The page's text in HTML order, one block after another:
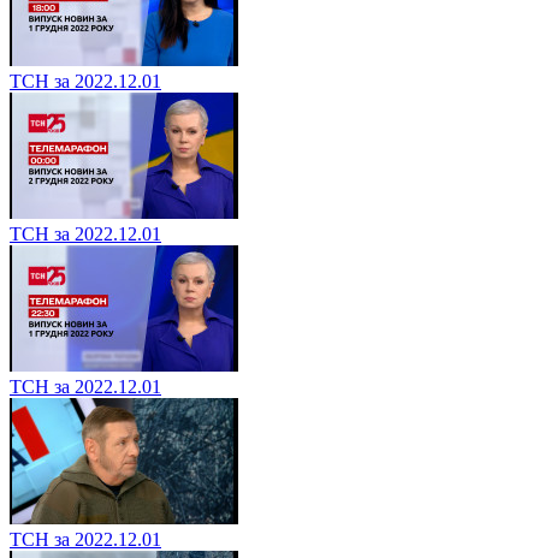
ТСН за 2022.12.01
ТСН за 2022.12.01
ТСН за 2022.12.01
ТСН за 2022.12.01